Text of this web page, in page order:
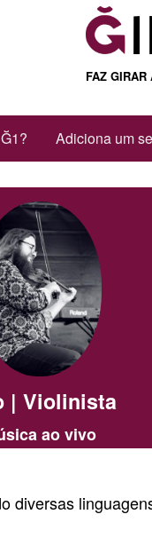
FAZ GIRAR
Adiciona um
| Violinista
ao vivo
diversas